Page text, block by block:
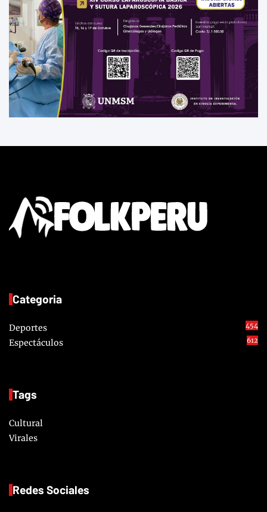
Categoria
Deportes 454
Espectáculos 612
Tags
Cultural
Virales
Redes Sociales